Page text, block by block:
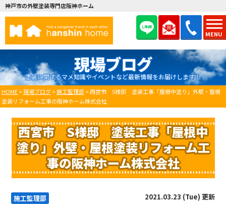
MENU
神戸市の外壁塗装専門店阪神ホーム
現場ブログ
塗装に関するマメ知識やイベントなど最新情報をお届けします！
HOME>現場ブログ>施工監理部 >西宮市 S様邸 塗装工事「屋根中塗り」外壁・屋根
塗装リフォーム工事の阪神ホーム株式会社
西宮市 S様邸 塗装工事「屋根中
塗り」外壁・屋根塗装リフォーム工
事の阪神ホーム株式会社
施工監理部 2021.03.23 (Tue) 更新